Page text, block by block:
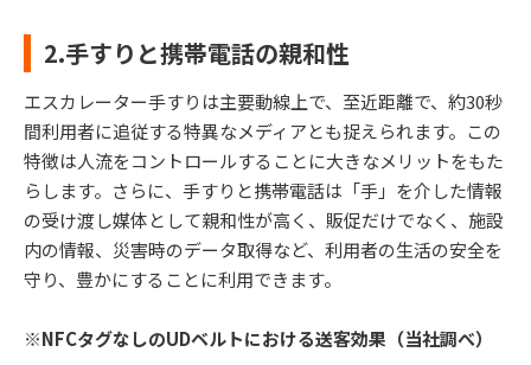
2.手すりと携帯電話の親和性
エスカレーター⼿すりは主要動線上で、⾄近距離で、約30秒
間利⽤者に追従する特異なメディアとも捉えられます。この
特徴は⼈流をコントロールすることに⼤きなメリットをもた
らします。さらに、⼿すりと携帯電話は「⼿」を介した情報
の受け渡し媒体として親和性が⾼く、販促だけでなく、施設
内の情報、災害時のデータ取得など、利⽤者の⽣活の安全を
守り、豊かにすることに利⽤できます。
※NFCタグなしのUDベルトにおける送客効果（当社調べ）